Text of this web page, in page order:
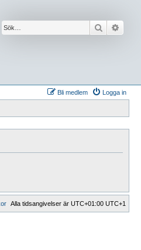
Sök
Logga in
Bli medlem
Alla tidsangivelser är UTC+01:00 UTC+1